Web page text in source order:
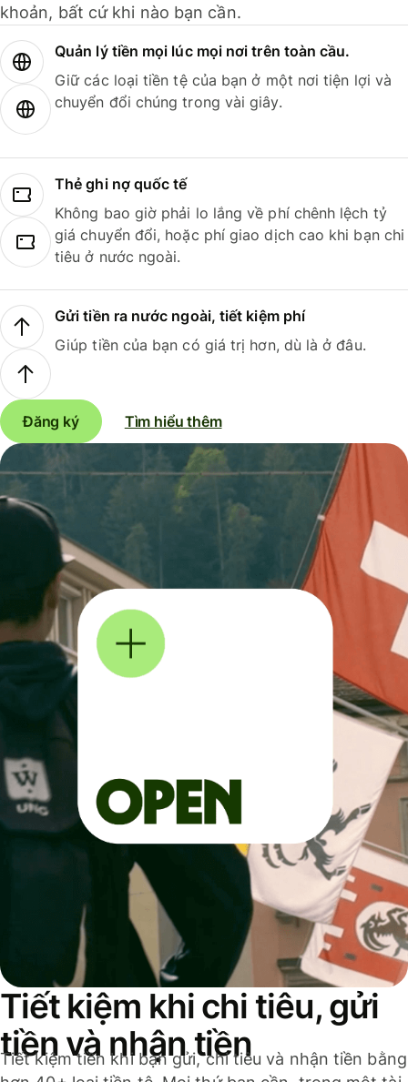
khoản, bất cứ khi nào bạn cần.
Quản lý tiền mọi lúc mọi nơi trên toàn cầu.
Giữ các loại tiền tệ của bạn ở một nơi tiện lợi và
chuyển đổi chúng trong vài giây.
Thẻ ghi nợ quốc tế
Không bao giờ phải lo lắng về phí chênh lệch tỷ
giá chuyển đổi, hoặc phí giao dịch cao khi bạn chi
tiêu ở nước ngoài.
Gửi tiền ra nước ngoài, tiết kiệm phí
Giúp tiền của bạn có giá trị hơn, dù là ở đâu.
Đăng ký Tìm hiểu thêm
Tiết kiệm khi chi tiêu, gửi
tiền và nhận tiền
Tiết kiệm tiền khi bạn gửi, chi tiêu và nhận tiền bằng